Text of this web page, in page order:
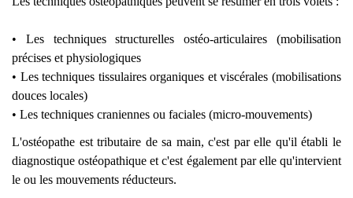
• Les techniques structurelles ostéo-articulaires (mobilisation
précises et physiologiques
• Les techniques tissulaires organiques et viscérales (mobilisations
douces locales)
• Les techniques craniennes ou faciales (micro-mouvements)
L'ostéopathe est tributaire de sa main, c'est par elle qu'il établi le
diagnostique ostéopathique et c'est également par elle qu'intervient
le ou les mouvements réducteurs.